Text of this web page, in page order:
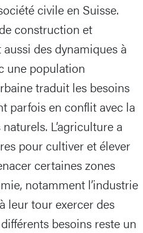
civile en Suisse.
construction et
des dynamiques à
une population
traduit les besoins
parfois en conflit avec la
L’agriculture a
pour cultiver et élever
certaines zones
notamment l’industrie
leur tour exercer des
besoins reste un